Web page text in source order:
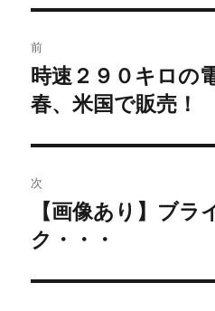
稿
ナ
ビ
ゲ
ー
シ
前
過
去
投
稿:
時速２９０キロ
春、米国で販売！
次
の
稿:
【画像あり】ブラ
ク・・・